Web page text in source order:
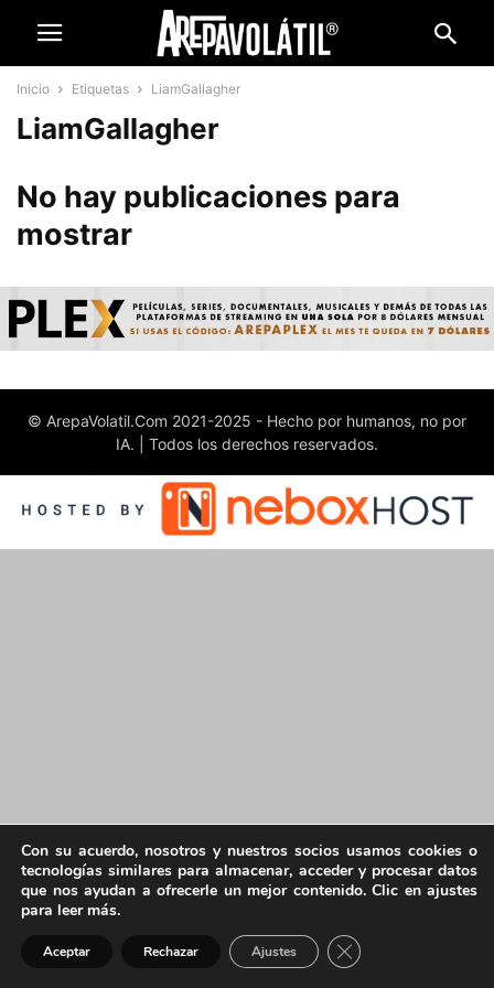
Inicio Etiquetas LiamGallagher
LiamGallagher
No hay publicaciones para
mostrar
© ArepaVolatil.Com 2021-2025 - Hecho por humanos, no por
IA. | Todos los derechos reservados.
Con su acuerdo, nosotros y nuestros socios usamos cookies o
tecnologías similares para almacenar, acceder y procesar datos
que nos ayudan a ofrecerle un mejor contenido. Clic en ajustes
para leer más.
Aceptar Rechazar Ajustes Cerrar el banner de